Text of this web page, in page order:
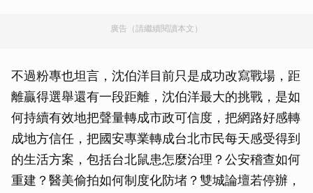
廣告（請繼續閱讀本文）
不過粉專也坦言，沈伯洋目前只是成功改寫戰場，距
離贏得選舉還有一段距離，沈伯洋最大的挑戰，是如
何持續有效地把聲量轉成市政可信度，把網路好感轉
成地方信任，把國安專業轉成台北市民每天感受得到
的生活方案，包括台北鼠患怎麼治理？公安稽查如何
重建？醫美偷拍如何制度化防堵？雙城論壇若停辦，